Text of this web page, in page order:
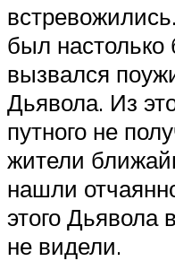
был настолько
вызвался
Дьявола. Из
путного не
жители
нашли
этого
не видели.